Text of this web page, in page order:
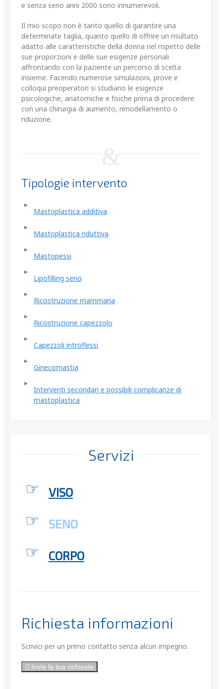
e senza seno anni 2000 sono innumerevoli.
Il mio scopo non è tanto quello di garantire una
determinate taglia, quanto quello di offrire un risultato
adatto alle caratteristiche della donna nel rispetto delle
sue proporzioni e delle sue esigenze personali
affrontando con la paziente un percorso di scelta
insieme. Facendo numerose simulazioni, prove e
colloqui preoperatori si studiano le esigenze
psicologiche, anatomiche e fisiche prima di procedere
con una chirurgia di aumento, rimodellamento o
riduzione.
Tipologie intervento
Mastoplastica additiva
Mastoplastica riduttiva
Mastopessi
Lipofilling seno
Ricostruzione mammaria
Ricostruzione capezzolo
Capezzoli introflessi
Ginecomastia
Interventi secondari e possibili complicanze di
mastoplastica
Servizi
VISO
SENO
CORPO
Richiesta informazioni
Scrivici per un primo contatto senza alcun impegno.
Invia la tua richiesta